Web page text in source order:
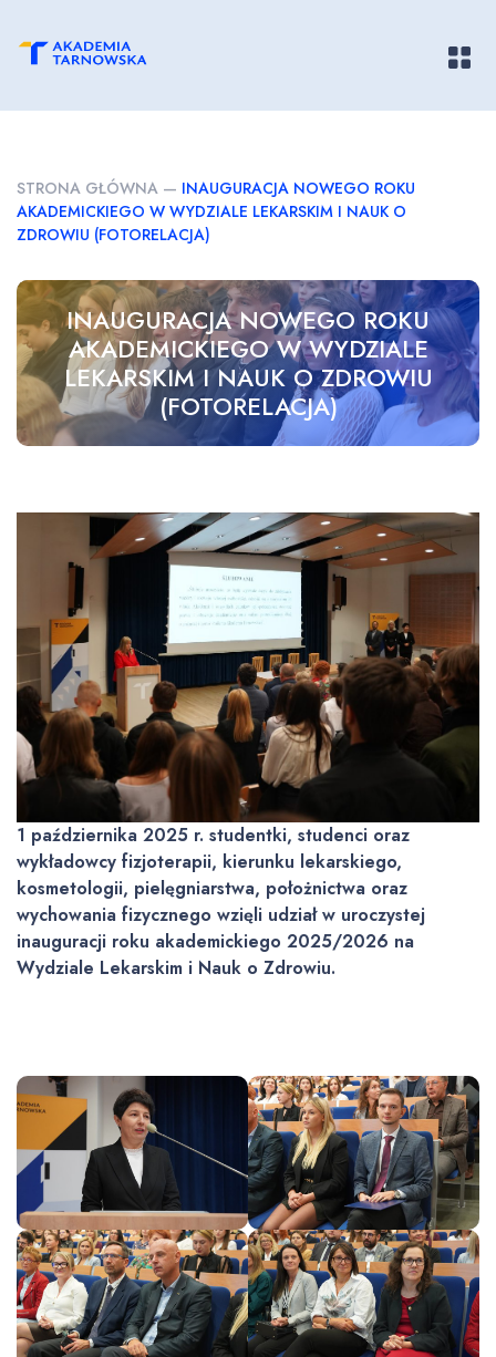
STRONA GŁÓWNA — INAUGURACJA NOWEGO ROKU
AKADEMICKIEGO W WYDZIALE LEKARSKIM I NAUK O
ZDROWIU (FOTORELACJA)
INAUGURACJA NOWEGO ROKU
AKADEMICKIEGO W WYDZIALE
LEKARSKIM I NAUK O ZDROWIU
(FOTORELACJA)
1 października 2025 r. studentki, studenci oraz
wykładowcy fizjoterapii, kierunku lekarskiego,
kosmetologii, pielęgniarstwa, położnictwa oraz
wychowania fizycznego wzięli udział w uroczystej
inauguracji roku akademickiego 2025/2026 na
Wydziale Lekarskim i Nauk o Zdrowiu.